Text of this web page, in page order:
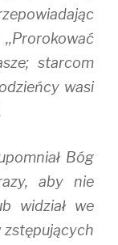
starcom
wasi
Bóg
aby nie
widział we
zstępujących